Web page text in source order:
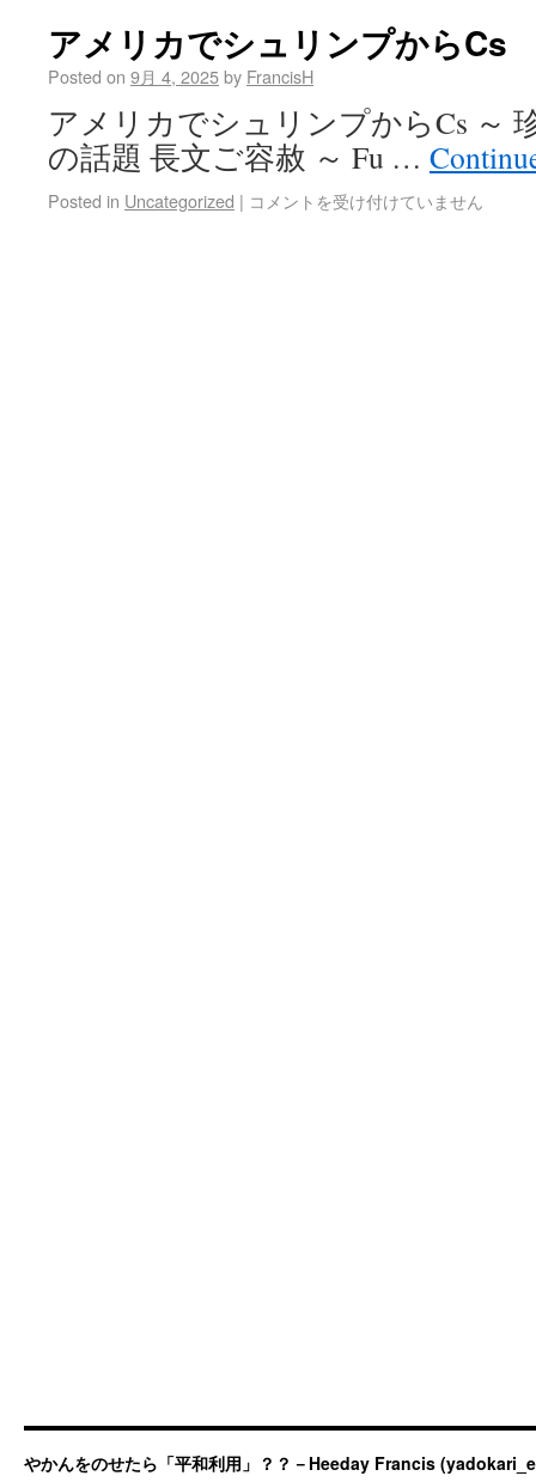
アメリカでシュリンプからCs
Posted on 9月 4, 2025by FrancisH
アメリカでシュリンプからCs ～
の話題 長文ご容赦 ～ Fu …
Posted in Uncategorized | コメントを受け付けていません
やかんをのせたら「平和利用」？？－Heeday Francis